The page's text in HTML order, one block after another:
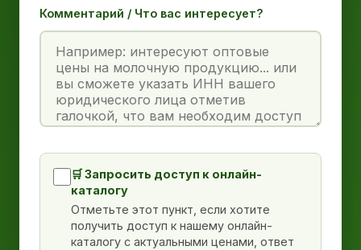
Комментарий / Что вас интересует?
🛒 Запросить доступ к онлайн-
каталогу
Отметьте этот пункт, если хотите
получить доступ к нашему онлайн-
каталогу с актуальными ценами, ответ